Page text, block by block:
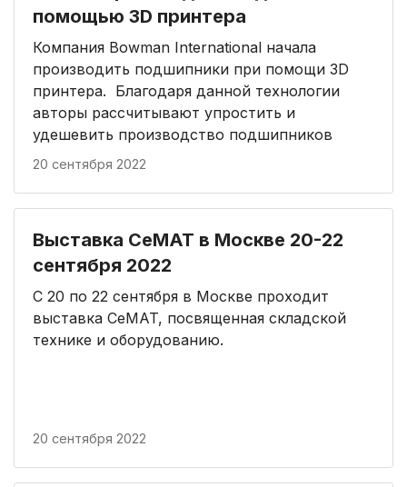
помощью 3D принтера
Компания Bowman International начала
производить подшипники при помощи 3D
принтера. Благодаря данной технологии
авторы рассчитывают упростить и
удешевить производство подшипников
20 сентября 2022
Выставка CeMAT в Москве 20-22
сентября 2022
С 20 по 22 сентября в Москве проходит
выставка CeMAT, посвященная складской
технике и оборудованию.
20 сентября 2022